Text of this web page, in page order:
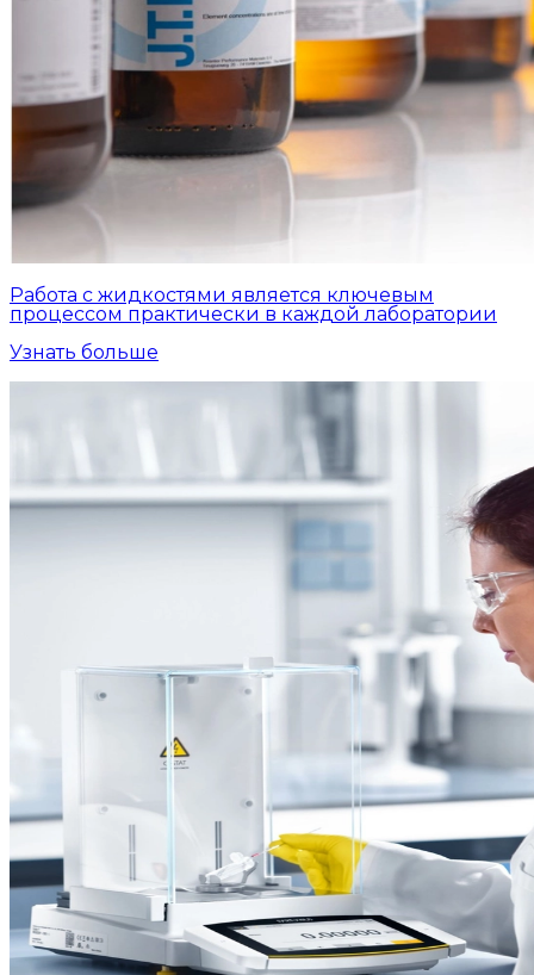
Работа с жидкостями является ключевым
процессом практически в каждой лаборатории
Узнать больше